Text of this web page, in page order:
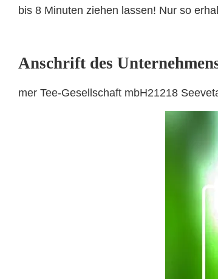
bis 8 Minuten ziehen lassen! Nur so
Anschrift des
mer Tee-Gesellschaft mbH21218